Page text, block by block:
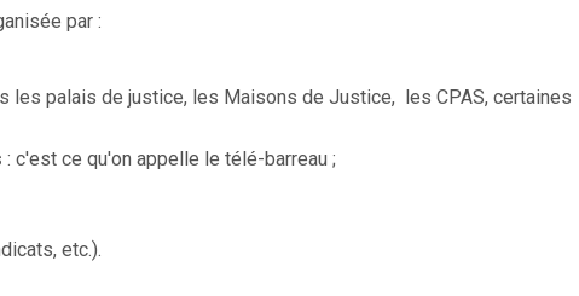
par :
les palais de justice, les Maisons de Justice, les CPAS, certaines
: c'est ce qu'on appelle le télé-barreau ;
etc.).